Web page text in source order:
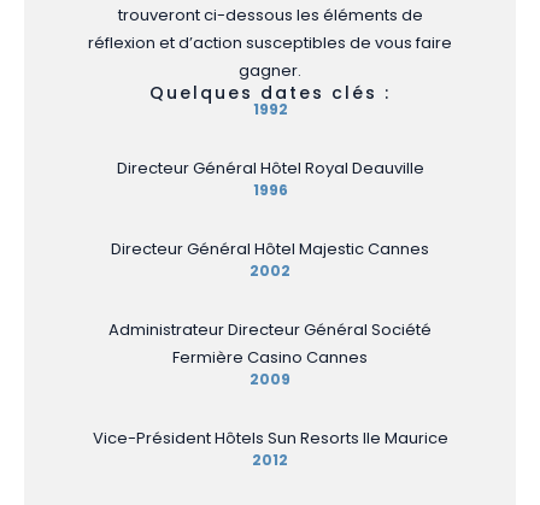
trouveront ci-dessous les éléments de
réflexion et d’action susceptibles de vous faire
gagner.
Quelques dates clés :
1992
Directeur Général Hôtel Royal Deauville
1996
Directeur Général Hôtel Majestic Cannes
2002
Administrateur Directeur Général Société
Fermière Casino Cannes
2009
Vice-Président Hôtels Sun Resorts Ile Maurice
2012